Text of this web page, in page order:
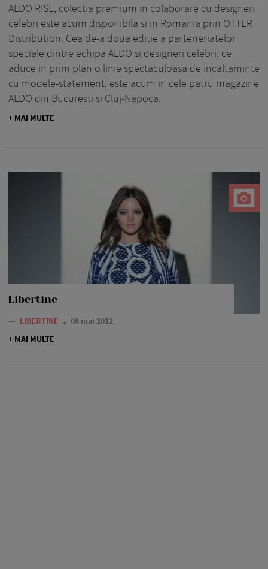
ALDO RISE, colectia premium in colaborare cu designeri
celebri este acum disponibila si in Romania prin OTTER
Distribution. Cea de-a doua editie a parteneriatelor
speciale dintre echipa ALDO si designeri celebri, ce
aduce in prim plan o linie spectaculoasa de incaltaminte
cu modele-statement, este acum in cele patru magazine
ALDO din Bucuresti si Cluj-Napoca.
+ MAI MULTE
Libertine
— LIBERTINE
08 mai 2012
+ MAI MULTE